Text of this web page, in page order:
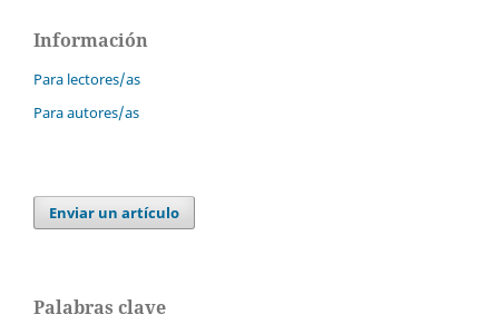
Información
Para lectores/as
Para autores/as
Enviar un artículo
Palabras clave